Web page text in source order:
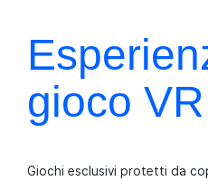
guadagnare la tua attività VR!
Richiedi Informazioni
gioco
Giochi esclusivi protetti da